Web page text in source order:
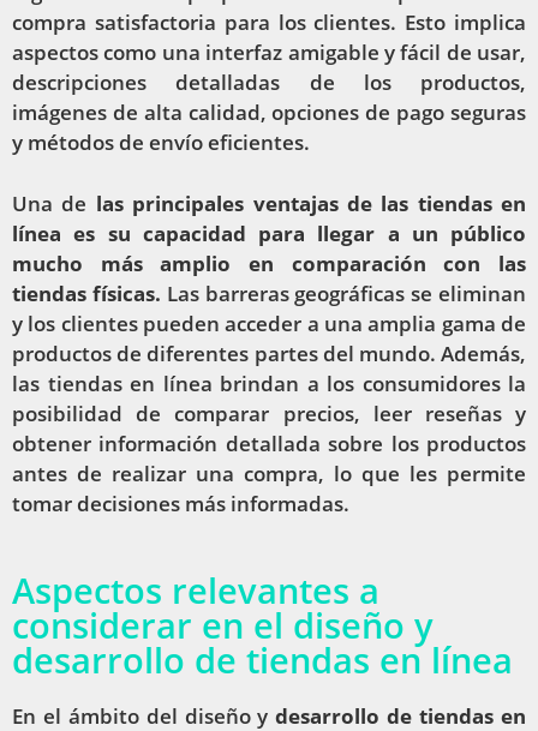
compra satisfactoria para los clientes. Esto implica
aspectos como una interfaz amigable y fácil de usar,
descripciones detalladas de los productos,
imágenes de alta calidad, opciones de pago seguras
y métodos de envío eficientes.
Una de las principales ventajas de las tiendas en
línea es su capacidad para llegar a un público
mucho más amplio en comparación con las
tiendas físicas. Las barreras geográficas se eliminan
y los clientes pueden acceder a una amplia gama de
productos de diferentes partes del mundo. Además,
las tiendas en línea brindan a los consumidores la
posibilidad de comparar precios, leer reseñas y
obtener información detallada sobre los productos
antes de realizar una compra, lo que les permite
tomar decisiones más informadas.
Aspectos relevantes a
considerar en el diseño y
desarrollo de tiendas en línea
En el ámbito del diseño ydesarrollo de tiendas en